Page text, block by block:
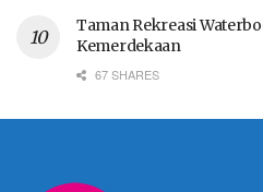
Taman Rekreasi
Kemerdekaan
67 SHARES